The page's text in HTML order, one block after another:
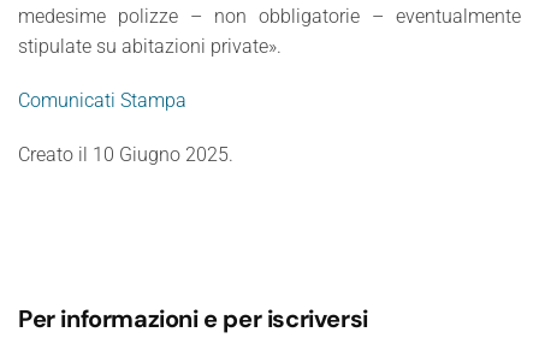
medesime polizze – non obbligatorie – eventualmente
stipulate su abitazioni private».
Comunicati Stampa
Creato il 10 Giugno 2025.
Per informazioni e per iscriversi